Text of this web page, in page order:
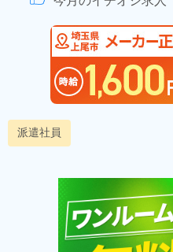
派遣社員